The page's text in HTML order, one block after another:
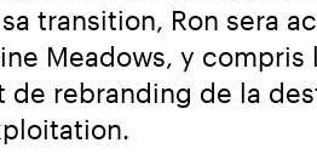
transition, Ron sera
Meadows, y
de rebranding de la